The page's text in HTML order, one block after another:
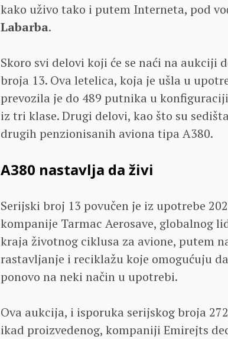
kako uživo tako i putem Interneta, pod
Labarba.
Skoro svi delovi koji će se naći na aukciji
broja 13. Ova letelica, koja je ušla u
prevozila je do 489 putnika u
iz tri klase. Drugi delovi, kao što su
drugih penzionisanih aviona tipa A380.
A380 nastavlja da živi
Serijski broj 13 povučen je iz upotrebe
kompanije Tarmac Aerosave, globalnog
kraja životnog ciklusa za avione, putem
rastavljanje i reciklažu koje omogućuju
ponovo na neki način u upotrebi.
Ova aukcija, i isporuka serijskog broja
ikad proizvedenog, kompaniji Emirejts